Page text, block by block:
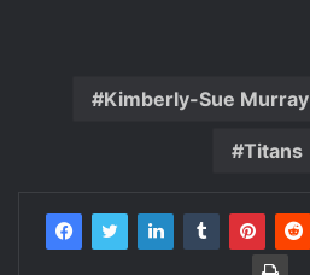
Kimberly-Sue Murray
Titans